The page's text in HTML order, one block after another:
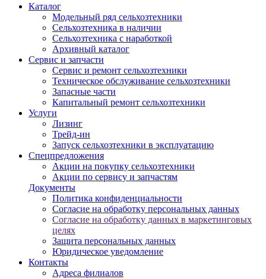
Каталог
Модельный ряд сельхозтехники
Сельхозтехника в наличии
Сельхозтехника с наработкой
Архивный каталог
Сервис и запчасти
Сервис и ремонт сельхозтехники
Техническое обслуживание сельхозтехники
Запасные части
Капитальный ремонт сельхозтехники
Услуги
Лизинг
Трейд-ин
Запуск сельхозтехники в эксплуатацию
Спецпредложения
Акции на покупку сельхозтехники
Акции по сервису и запчастям
Документы
Политика конфиденциальности
Согласие на обработку персональных данных
Согласие на обработку данных в маркетинговых
целях
Защита персональных данных
Юридическое уведомление
Контакты
Адреса филиалов